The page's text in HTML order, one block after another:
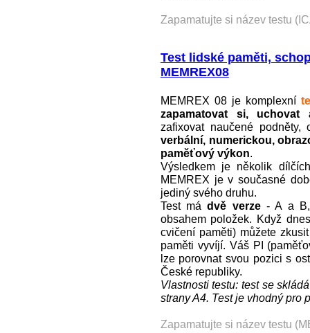
Zapamatujte si název testu
Test lidské paměti,
MEMREX08
MEMREX 08 je komplexní
zapamatovat si, uchovat
zafixovat naučené
verbální, numerickou,
paměťový výkon.
Výsledkem je několik
MEMREX je v současné
jediný svého druhu.
Test mádvě verze - A a
obsahem položek. Když
cvičení paměti) můžete
paměti vyvíjí. Váš PI
lze porovnat svou pozici s
České republiky.
Vlastnosti testu: test se
strany A4. Test je vhodný pro
Zapamatujte si název testu